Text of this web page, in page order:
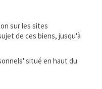
sur les sites
de ces biens, jusqu'à
situé en haut du